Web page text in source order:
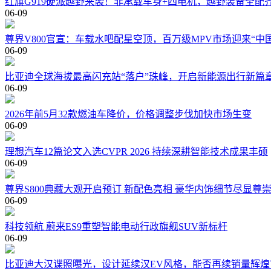
06-09
尊界V800官宣：车载水吧配星空顶，百万级MPV市场迎来“中
06-09
比亚迪全球海拔最高闪充站“落户”珠峰，开启新能源出行新篇
06-09
2026年前5月32款燃油车降价，价格调整步伐加快市场生变
06-09
理想汽车12篇论文入选CVPR 2026 持续深耕智能技术成果丰硕
06-09
尊界S800典藏大观开启预订 新配色亮相 豪华内饰细节尽显尊
06-09
科技领航 蔚来ES9重塑智能电动行政旗舰SUV新标杆
06-09
比亚迪大汉谍照曝光，设计延续汉EV风格，能否再续销量辉煌